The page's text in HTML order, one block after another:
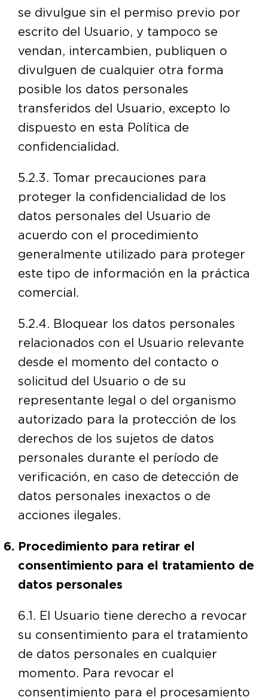
se divulgue sin el permiso previo por
escrito del Usuario, y tampoco se
vendan, intercambien, publiquen o
divulguen de cualquier otra forma
posible los datos personales
transferidos del Usuario, excepto lo
dispuesto en esta Política de
confidencialidad.
5.2.3. Tomar precauciones para
proteger la confidencialidad de los
datos personales del Usuario de
acuerdo con el procedimiento
generalmente utilizado para proteger
este tipo de información en la práctica
comercial.
5.2.4. Bloquear los datos personales
relacionados con el Usuario relevante
desde el momento del contacto o
solicitud del Usuario o de su
representante legal o del organismo
autorizado para la protección de los
derechos de los sujetos de datos
personales durante el período de
verificación, en caso de detección de
datos personales inexactos o de
acciones ilegales.
Procedimiento para retirar el
consentimiento para el tratamiento de
datos personales
6.1. El Usuario tiene derecho a revocar
su consentimiento para el tratamiento
de datos personales en cualquier
momento. Para revocar el
consentimiento para el procesamiento